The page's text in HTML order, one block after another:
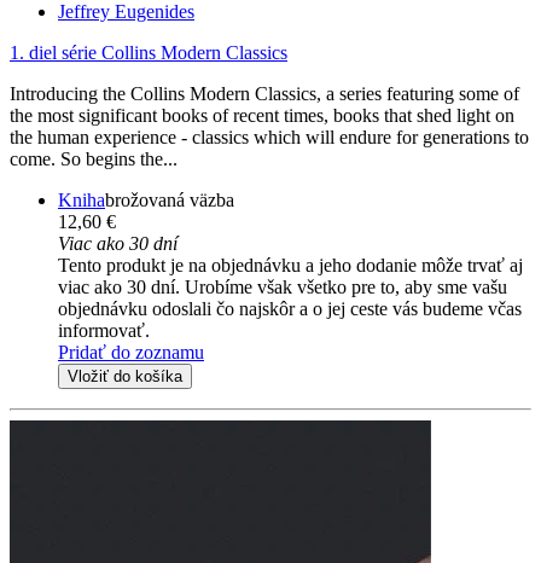
Jeffrey Eugenides
1. diel série Collins Modern Classics
Introducing the Collins Modern Classics, a series featuring some of
the most significant books of recent times, books that shed light on
the human experience - classics which will endure for generations to
come. So begins the...
Knihabrožovaná väzba
12,60 €
Viac ako 30 dní
Tento produkt je na objednávku a jeho dodanie môže trvať aj
viac ako 30 dní. Urobíme však všetko pre to, aby sme vašu
objednávku odoslali čo najskôr a o jej ceste vás budeme včas
informovať.
Pridať do zoznamu
Vložiť do košíka